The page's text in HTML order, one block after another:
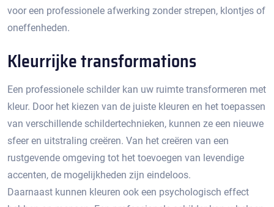
voor een professionele afwerking zonder strepen, klontjes of
oneffenheden.​
Kleurrijke transformations
Een professionele schilder kan uw ruimte transformeren met
kleur.​ Door het kiezen van de juiste kleuren en het toepassen
van verschillende schildertechnieken, kunnen ze een nieuwe
sfeer en uitstraling creëren.​ Van het creëren van een
rustgevende omgeving tot het toevoegen van levendige
accenten, de mogelijkheden zijn eindeloos.​
Daarnaast kunnen kleuren ook een psychologisch effect